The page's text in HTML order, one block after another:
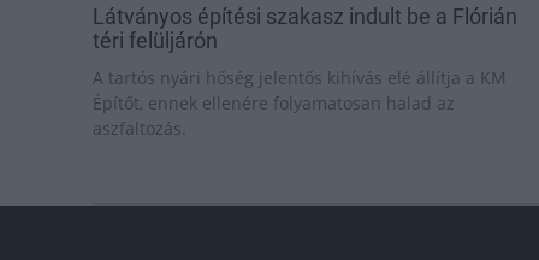
Látványos építési szakasz indult be a Flórián
téri felüljárón
A tartós nyári hőség jelentős kihívás elé állítja a KM
Építőt, ennek ellenére folyamatosan halad az
aszfaltozás.